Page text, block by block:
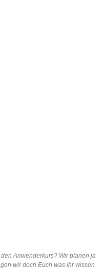
Anwenderkurs? Wir planen ja
wir doch Euch was Ihr wissen